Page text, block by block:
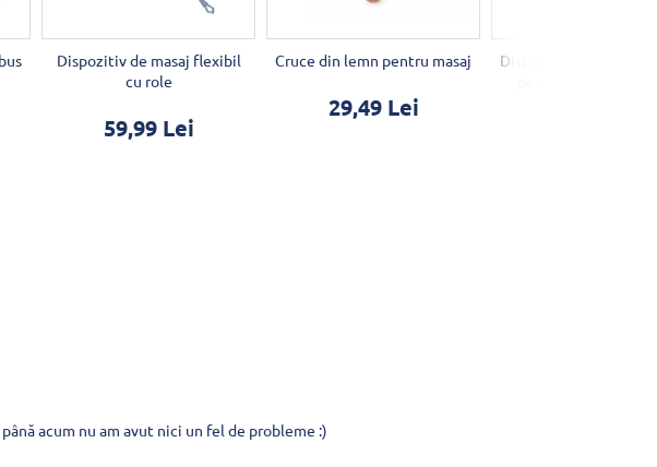
Dispozitiv de masaj flexibil
cu role
59,99 Lei
Cruce din lemn pentru masaj
29,49 Lei
Dispozitiv de masaj
acum nu am avut nici un fel de probleme :)